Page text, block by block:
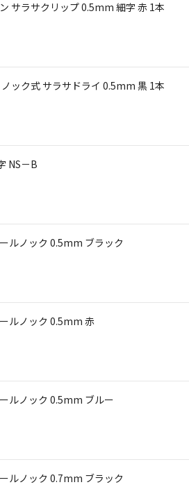
サラサクリップ 0.5mm 細字 赤 1本
ック式 サラサドライ 0.5mm 黒 1本
NS－B
ルノック 0.5mm ブラック
ルノック 0.5mm 赤
ルノック 0.5mm ブルー
ルノック 0.7mm ブラック